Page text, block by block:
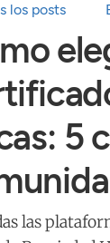
los posts
5
las